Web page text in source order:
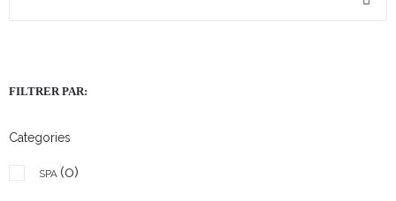
FILTRER PAR:
Categories
SPA (0)